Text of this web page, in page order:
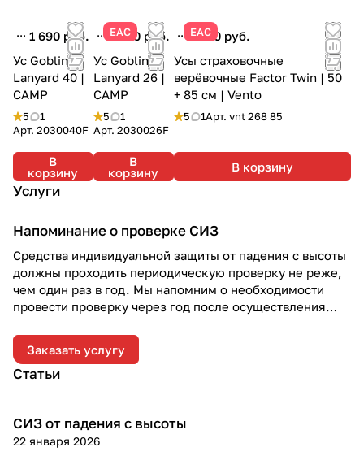
1 690 руб.
Ус Goblin
Lanyard 40 |
CAMP
5
1
Арт. 2030040F
В
корзину
ЕАС
1 590 руб.
Ус Goblin
Lanyard 26 |
CAMP
5
1
Арт. 2030026F
В
корзину
ЕАС
1 430 руб.
Усы страховочные
верёвочные Factor Twin | 50
+ 85 см | Vento
5 1Арт. vnt 268 85
В корзину
Услуги
Напоминание о проверке СИЗ
Средства индивидуальной защиты от падения с высоты
должны проходить периодическую проверку не реже,
чем один раз в год. Мы напомним о необходимости
провести проверку через год после осуществления
Заказать услугу
Статьи
Теория
СИЗ от падения с высоты
22 января 2026